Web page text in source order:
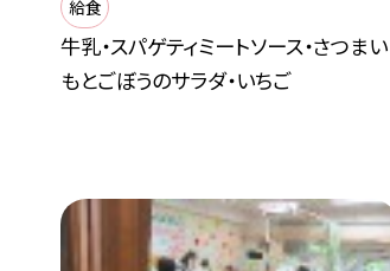
給食
牛乳・スパゲティミートソース・さつまい
もとごぼうのサラダ・いちご